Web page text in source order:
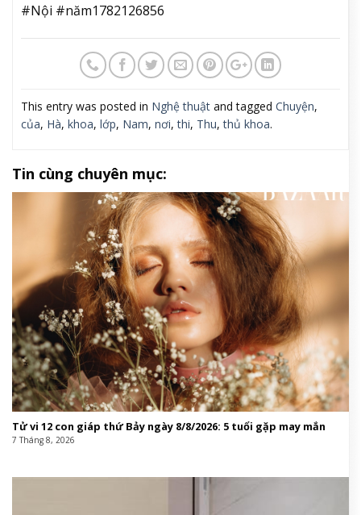
#Nội #năm1782126856
This entry was posted in Nghệ thuật and tagged Chuyện,
của, Hà, khoa, lớp, Nam, nơi,thi, Thu,thủ khoa.
Tin cùng chuyên mục:
Tử vi 12 con giáp thứ Bảy ngày 8/8/2026: 5 tuổi gặp may mắn
7 Tháng 8, 2026